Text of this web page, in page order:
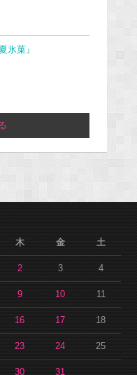
氷菓』
木 金 土
2 3 4
9 10 11
16 17 18
23 24 25
30 31